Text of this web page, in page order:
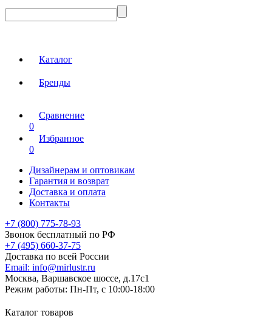
Каталог
Бренды
Сравнение
0
Избранное
0
Дизайнерам и оптовикам
Гарантия и возврат
Доставка и оплата
Контакты
+7 (800) 775-78-93
Звонок бесплатный по РФ
+7 (495) 660-37-75
Доставка по всей России
Email: info@mirlustr.ru
Москва, Варшавское шоссе, д.17c1
Режим работы: Пн-Пт, с 10:00-18:00
Каталог товаров